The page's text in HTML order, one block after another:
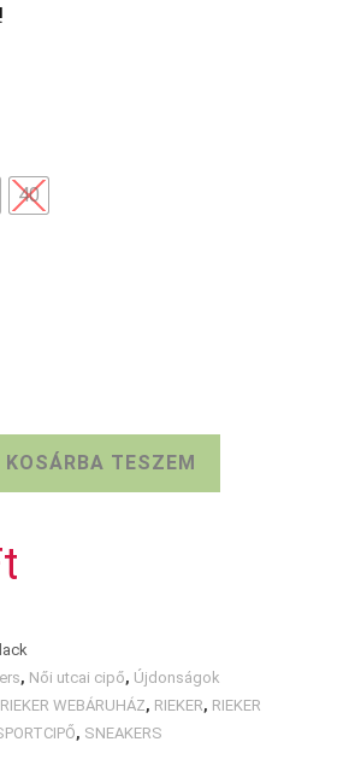
40
KOSÁRBA TESZEM
, Női utcai cipő, Újdonságok
WEBÁRUHÁZ, RIEKER, RIEKER
, SNEAKERS